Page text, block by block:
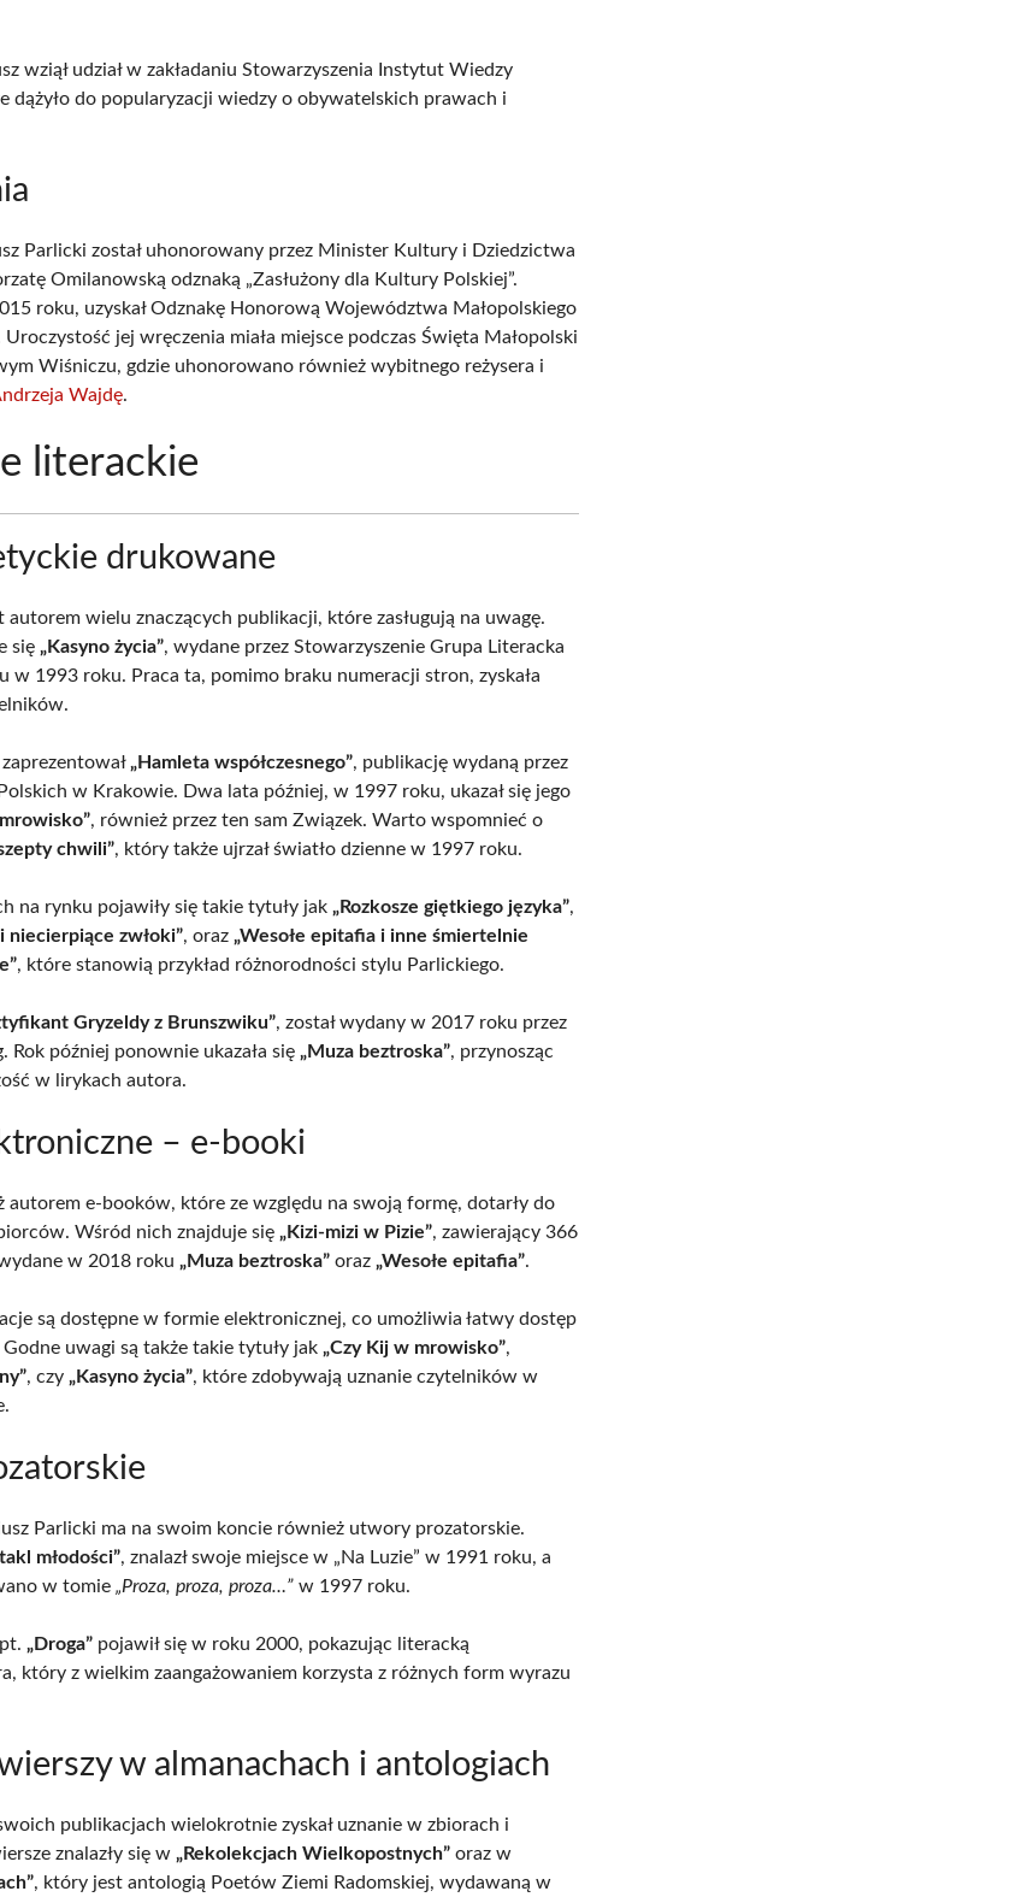
wziął udział w zakładaniu Stowarzyszenia Instytut Wiedzy
dążyło do popularyzacji wiedzy o obywatelskich prawach i
Parlicki został uhonorowany przez Minister Kultury i Dziedzictwa
Omilanowską odznaką „Zasłużony dla Kultury Polskiej”.
roku, uzyskał Odznakę Honorową Województwa Małopolskiego
Uroczystość jej wręczenia miała miejsce podczas Święta Małopolski
Wiśniczu, gdzie uhonorowano również wybitnego reżysera i
Wajdę.
literackie
drukowane
autorem wielu znaczących publikacji, które zasługują na uwagę.
się„Kasyno życia”, wydane przez Stowarzyszenie Grupa Literacka
w 1993 roku. Praca ta, pomimo braku numeracji stron, zyskała
„Hamleta współczesnego”, publikację wydaną przez
w Krakowie. Dwa lata później, w 1997 roku, ukazał się jego
, również przez ten sam Związek. Warto wspomnieć o
chwili”, który także ujrzał światło dzienne w 1997 roku.
na rynku pojawiły się takie tytuły jak„Rozkosze giętkiego języka”,
niecierpiące zwłoki”, oraz„Wesołe epitafia i inne śmiertelnie
, które stanowią przykład różnorodności stylu Parlickiego.
Gryzeldy z Brunszwiku”, został wydany w 2017 roku przez
Rok później ponownie ukazała się„Muza beztroska”, przynosząc
w lirykach autora.
– e-booki
autorem e-booków, które ze względu na swoją formę, dotarły do
Wśród nich znajduje się„Kizi-mizi w Pizie”, zawierający 366
w 2018 roku„Muza beztroska” oraz„Wesołe epitafia”.
są dostępne w formie elektronicznej, co umożliwia łatwy dostęp
uwagi są także takie tytuły jak„Czy Kij w mrowisko”,
, czy„Kasyno życia”, które zdobywają uznanie czytelników w
Parlicki ma na swoim koncie również utwory prozatorskie.
młodości”, znalazł swoje miejsce w „Na Luzie” w 1991 roku, a
w tomie„Proza, proza, proza…” w 1997 roku.
pt.„Droga” pojawił się w roku 2000, pokazując literacką
który z wielkim zaangażowaniem korzysta z różnych form wyrazu
w almanachach i antologiach
publikacjach wielokrotnie zyskał uznanie w zbiorach i
znalazły się w„Rekolekcjach Wielkopostnych” oraz w
, który jest antologią Poetów Ziemi Radomskiej, wydawaną w